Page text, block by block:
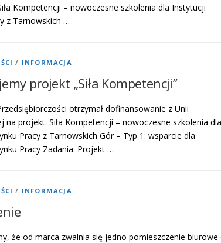
Kompetencji – nowoczesne szkolenia dla Instytucji
z Tarnowskich …
/ INFORMACJA
projekt „Siła Kompetencji”
otrzymał dofinansowanie z Unii
na projekt: Siła Kompetencji – nowoczesne szkolenia dla
Pracy z Tarnowskich Gór – Typ 1: wsparcie dla
Pracy Zadania: Projekt …
/ INFORMACJA
że od marca zwalnia się jedno pomieszczenie biurowe